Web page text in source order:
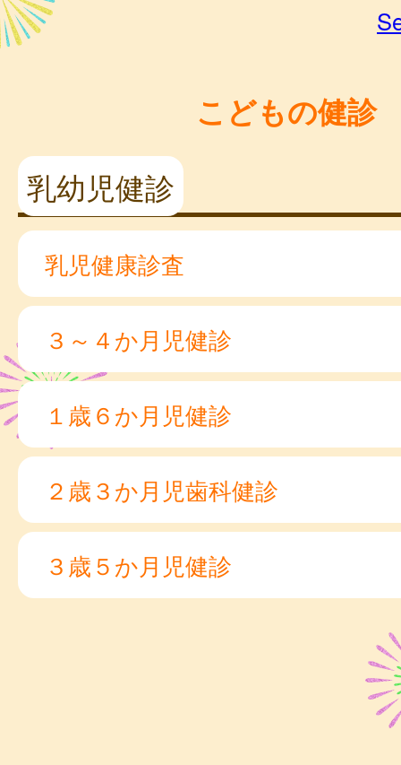
こどもの健診
乳幼児健診
乳児健康診査
３～４か月児健診
１歳６か月児健診
２歳３か月児歯科健診
３歳５か月児健診